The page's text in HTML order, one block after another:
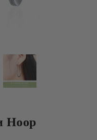
Hoop